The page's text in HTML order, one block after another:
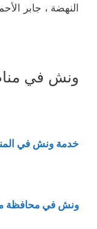
النهضة ، جابر
ونش في
خدمة ونش في
ونش في محافظة